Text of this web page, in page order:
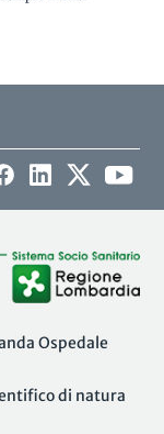
Ospedale
di natura